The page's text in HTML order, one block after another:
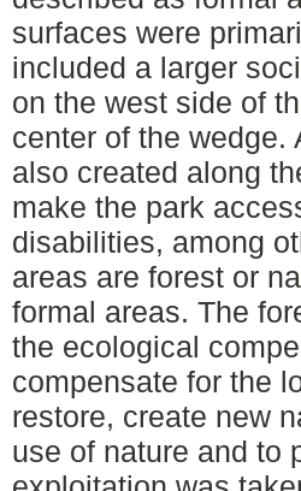
surfaces were
included a larger
on the west side of
center of the wedge.
also created along
make the park
disabilities, among
areas are forest or
formal areas. The
the ecological
compensate for the
restore, create new
use of nature and to